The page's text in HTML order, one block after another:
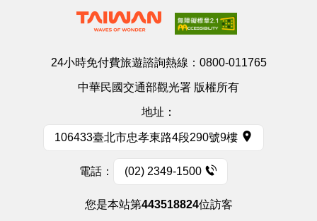
24小時免付費旅遊諮詢熱線： 0800-011765
中華民國交通部觀光署 版權所有
地址：
106433臺北市忠孝東路4段290號9樓
電話： (02) 2349-1500
您是本站第443518824位訪客